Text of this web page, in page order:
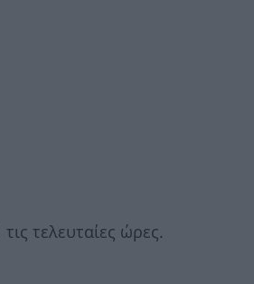
τελευταίες ώρες.